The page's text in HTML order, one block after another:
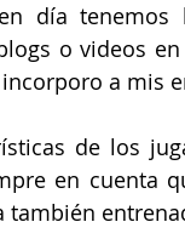
día
o videos
a mis
de los
en cuenta
también